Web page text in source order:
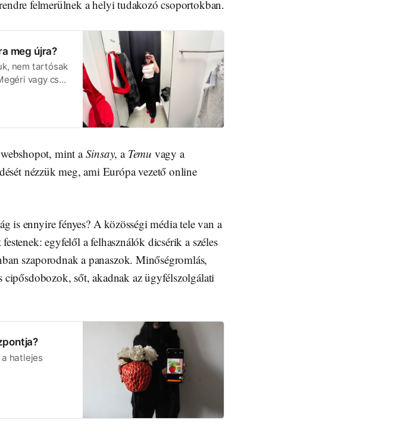
felmerülnek a helyi tudakozó csoportokban.
meg újra?
nem tartósak
vagy csak
mint aSinsay, a Temu vagy a
nézzük meg, ami Európa vezető online
is ennyire fényes? A közösségi média tele van a
egyfelől a felhasználók dicsérik a széles
szaporodnak a panaszok. Minőségromlás,
sőt, akadnak az ügyfélszolgálati
hatlejes